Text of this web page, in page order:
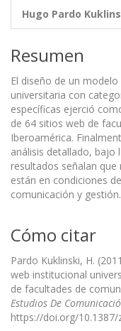
Hugo Pardo
Resumen
El diseño de un
universitaria con
específicas ejerció
de 64 sitios web de
Iberoamérica.
análisis detallado, bajo
resultados señalan
están en condiciones
comunicación y gestión.
Cómo citar
Pardo Kuklinski, H.
web institucional
de facultades de
Estudios De
https://doi.org/10.1387/